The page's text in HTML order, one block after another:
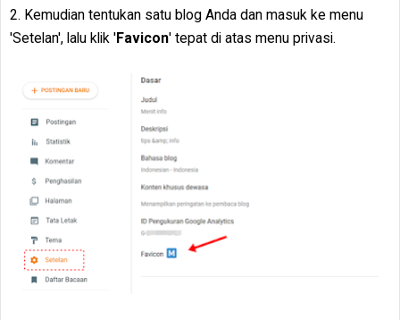
2. Kemudian tentukan satu blog Anda dan masuk ke menu
'Setelan', lalu klik 'Favicon' tepat di atas menu privasi.